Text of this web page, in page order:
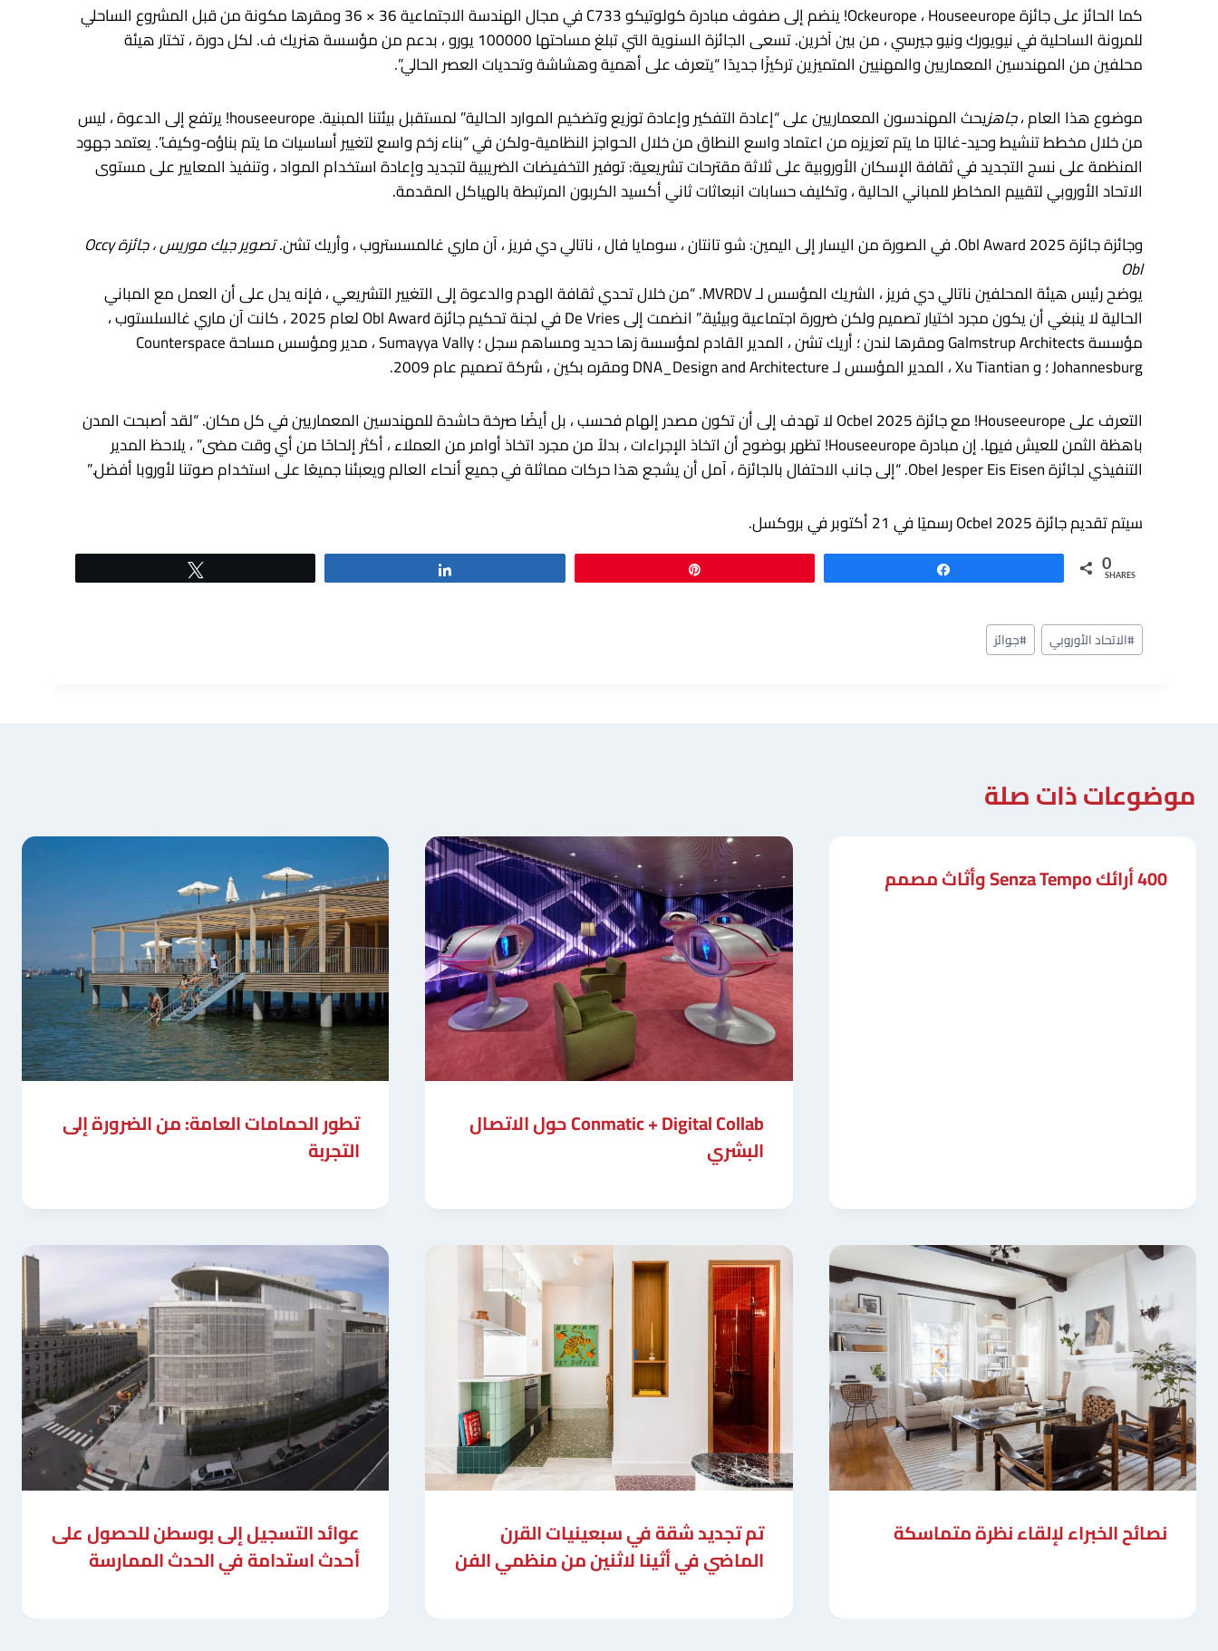
كما الحائز على جائزة Ockeurope ، Houseeurope! ينضم إلى صفوف مبادرة كولوتيكو C733 في مجال الهندسة الاجتماعية 36 × 36 ومقرها مكونة من قبل المشروع الساحلي
للمرونة الساحلية في نيويورك ونيو جيرسي ، من بين آخرين. تسعى الجائزة السنوية التي تبلغ مساحتها 100000 يورو ، بدعم من مؤسسة هنريك ف. لكل دورة ، تختار هيئة
محلفين من المهندسين المعماريين والمهنيين المتميزين تركيزًا جديدًا “يتعرف على أهمية وهشاشة وتحديات العصر الحالي”.
موضوع هذا العام ،جاهز
يحث المهندسون المعماريين على “إعادة التفكير وإعادة توزيع وتضخيم الموارد الحالية” لمستقبل بيئتنا المبنية. houseeurope! يرتفع إلى الدعوة ، ليس
من خلال مخطط تنشيط وحيد-غالبًا ما يتم تعزيزه من اعتماد واسع النطاق من خلال الحواجز النظامية-ولكن في “بناء زخم واسع لتغيير أساسيات ما يتم بناؤه-وكيف”. يعتمد جهود
المنظمة على نسج التجديد في ثقافة الإسكان الأوروبية على ثلاثة مقترحات تشريعية: توفير التخفيضات الضريبية لتجديد وإعادة استخدام المواد ، وتنفيذ المعايير على مستوى
الاتحاد الأوروبي لتقييم المخاطر للمباني الحالية ، وتكليف حسابات انبعاثات ثاني أكسيد الكربون المرتبطة بالهياكل المقدمة.
وجائزة جائزة 2025 Obl Award. في الصورة من اليسار إلى اليمين: شو تانتان ، سومايا فال ، ناتالي دي فريز ، آن ماري غالمسستروب ، وأريك تشن.
تصوير جيك موريس ، جائزة Occy
Obl
يوضح رئيس هيئة المحلفين ناتالي دي فريز ، الشريك المؤسس لـ MVRDV. “من خلال تحدي ثقافة الهدم والدعوة إلى التغيير التشريعي ، فإنه يدل على أن العمل مع المباني
الحالية لا ينبغي أن يكون مجرد اختيار تصميم ولكن ضرورة اجتماعية وبيئية.” انضمت إلى De Vries في لجنة تحكيم جائزة Obl Award لعام 2025 ، كانت آن ماري غالسلستوب ،
مؤسسة Galmstrup Architects ومقرها لندن ؛ أريك تشن ، المدير القادم لمؤسسة زها حديد ومساهم سجل ؛ Sumayya Vally ، مدير ومؤسس مساحة Counterspace
Johannesburg ؛ و Xu Tiantian ، المدير المؤسس لـ DNA_Design and Architecture ومقره بكين ، شركة تصميم عام 2009.
التعرف على Houseeurope! مع جائزة 2025 Ocbel لا تهدف إلى أن تكون مصدر إلهام فحسب ، بل أيضًا صرخة حاشدة للمهندسين المعماريين في كل مكان. “لقد أصبحت المدن
باهظة الثمن للعيش فيها. إن مبادرة Houseeurope! تظهر بوضوح أن اتخاذ الإجراءات ، بدلاً من مجرد اتخاذ أوامر من العملاء ، أكثر إلحاحًا من أي وقت مضى” ، يلاحظ المدير
التنفيذي لجائزة Obel Jesper Eis Eisen. “إلى جانب الاحتفال بالجائزة ، آمل أن يشجع هذا حركات مماثلة في جميع أنحاء العالم ويعبئنا جميعًا على استخدام صوتنا لأوروبا أفضل.”
سيتم تقديم جائزة 2025 Ocbel رسميًا في 21 أكتوبر في بروكسل.
0
SHARES
وسوم
المقال:
#الاتحاد الأوروبي #جوائز
موضوعات ذات صلة
400 أرائك Senza Tempo وأثاث مصمم
Conmatic + Digital Collab حول الاتصال
البشري
تطور الحمامات العامة: من الضرورة إلى
التجربة
نصائح الخبراء لإلقاء نظرة متماسكة
تم تجديد شقة في سبعينيات القرن
الماضي في أثينا لاثنين من منظمي الفن
عوائد التسجيل إلى بوسطن للحصول على
أحدث استدامة في الحدث الممارسة